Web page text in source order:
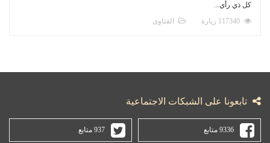
كل ذي رأي...
الفتاوى
تابعونا على الشبكات الاجتماعية
9336 متابع 937 متابع